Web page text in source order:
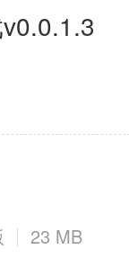
23 MB